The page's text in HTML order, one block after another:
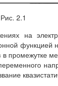
Рис. 2.1
на
функцией
в промежутке